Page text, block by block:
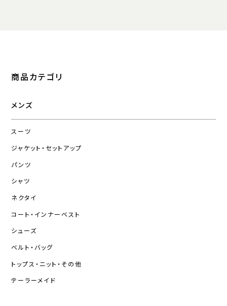
商品カテゴリ
メンズ
スーツ
ジャケット・セットアップ
パンツ
シャツ
ネクタイ
コート・インナーベスト
シューズ
ベルト・バッグ
トップス・ニット・その他
テーラーメイド